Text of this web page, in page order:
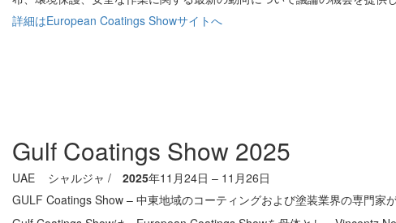
詳細はEuropean Coatings Showサイトへ
Gulf Coatings Show 2025
UAE シャルジャ / 2025年11月24日 – 11月26日
GULF Coatings Show – 中東地域のコーティングおよび塗装業界の専門家が